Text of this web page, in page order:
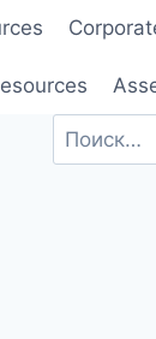
Найти: